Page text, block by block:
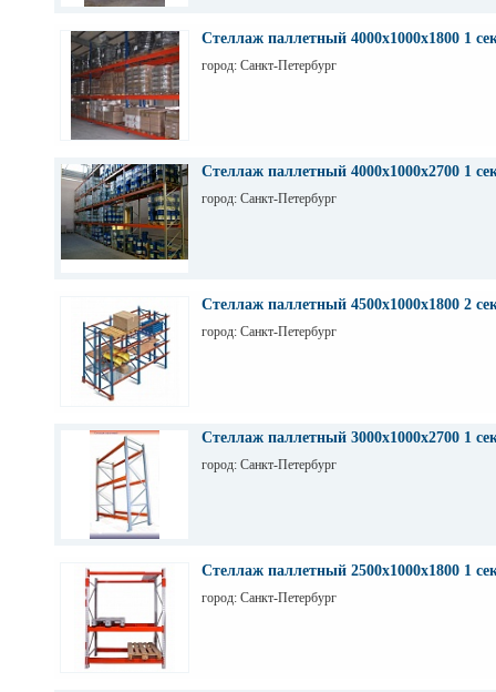
Стеллаж паллетный 4000х1000х1800 1
город: Санкт-Петербург
Стеллаж паллетный 4000х1000х2700 1
город: Санкт-Петербург
Стеллаж паллетный 4500х1000х1800 2
город: Санкт-Петербург
Стеллаж паллетный 3000х1000х2700 1
город: Санкт-Петербург
Стеллаж паллетный 2500х1000х1800 1
город: Санкт-Петербург